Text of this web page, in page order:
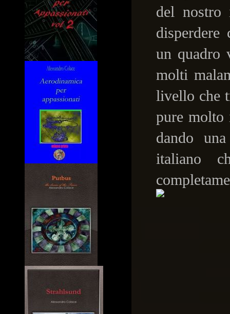
del nostro
un quadro
molti
livello che
pure molto
dando
italiano